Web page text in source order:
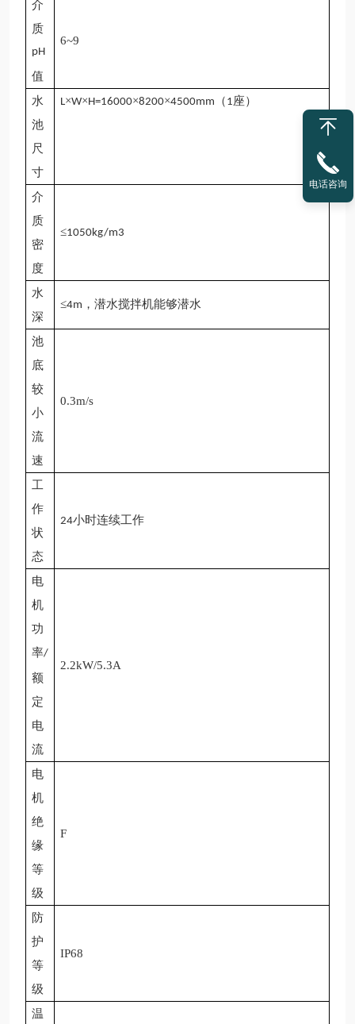
介
质
pH
值
6~9
水
池
尺
寸
L×W×H=16000×8200×4500mm （ 1 座）
介
质
密
度
≤1050kg/m3
水
深
≤4m ，潜水搅拌机能够潜水
池
底
较
小
流
速
0.3m/s
工
作
状
态
24小时连续工作
电
机
功
率/
额
定
电
流
2.2kW/5.3A
电
机
绝
缘
等
级
F
防
护
等
级
IP68
温
电话咨询